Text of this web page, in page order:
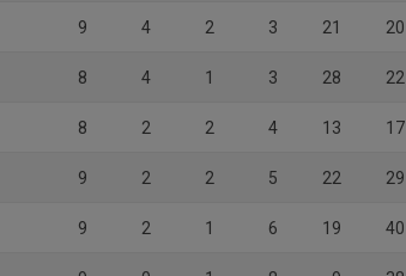
9 4 2 3 21 20
8 4 1 3 28 22
8 2 2 4 13 17
9 2 2 5 22 29
9 2 1 6 19 40